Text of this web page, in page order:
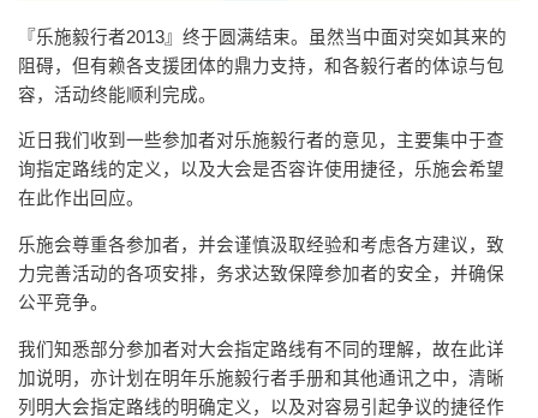
『乐施毅行者2013』终于圆满结束。虽然当中面对突如其来的
阻碍，但有赖各支援团体的鼎力支持，和各毅行者的体谅与包
容，活动终能顺利完成。
近日我们收到一些参加者对乐施毅行者的意见，主要集中于查
询指定路线的定义，以及大会是否容许使用捷径，乐施会希望
在此作出回应。
乐施会尊重各参加者，并会谨慎汲取经验和考虑各方建议，致
力完善活动的各项安排，务求达致保障参加者的安全，并确保
公平竞争。
我们知悉部分参加者对大会指定路线有不同的理解，故在此详
加说明，亦计划在明年乐施毅行者手册和其他通讯之中，清晰
列明大会指定路线的明确定义，以及对容易引起争议的捷径作